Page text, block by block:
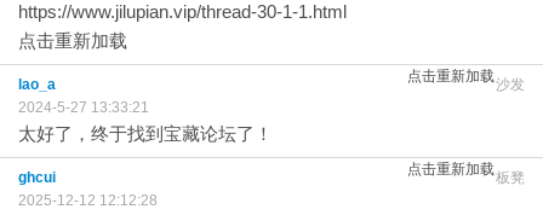
https://www.jilupian.vip/thread-30-1-1.html
点击重新加载
点击重新加载沙发
lao_a
2024-5-27 13:33:21
太好了，终于找到宝藏论坛了！
点击重新加载板凳
ghcui
2025-12-12 12:12:28